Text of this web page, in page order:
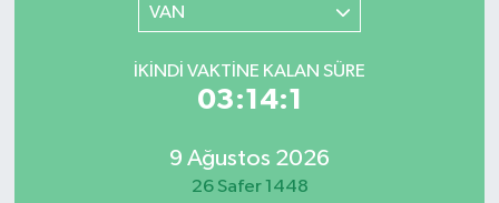
VAN
İKINDI VAKTINE KALAN SÜRE
03:14:1
9 Ağustos 2026
26 Safer 1448